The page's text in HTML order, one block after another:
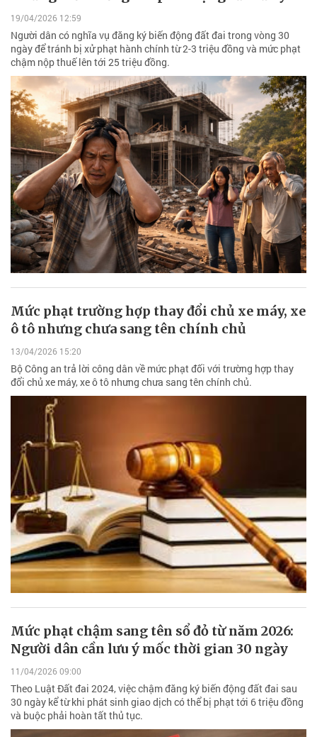
19/04/2026 12:59
Người dân có nghĩa vụ đăng ký biến động đất đai trong vòng 30
ngày để tránh bị xử phạt hành chính từ 2-3 triệu đồng và mức phạt
chậm nộp thuế lên tới 25 triệu đồng.
Mức phạt trường hợp thay đổi chủ xe máy, xe
ô tô nhưng chưa sang tên chính chủ
13/04/2026 15:20
Bộ Công an trả lời công dân về mức phạt đối với trường hợp thay
đổi chủ xe máy, xe ô tô nhưng chưa sang tên chính chủ.
Mức phạt chậm sang tên sổ đỏ từ năm 2026:
Người dân cần lưu ý mốc thời gian 30 ngày
11/04/2026 09:00
Theo Luật Đất đai 2024, việc chậm đăng ký biến động đất đai sau
30 ngày kể từ khi phát sinh giao dịch có thể bị phạt tới 6 triệu đồng
và buộc phải hoàn tất thủ tục.